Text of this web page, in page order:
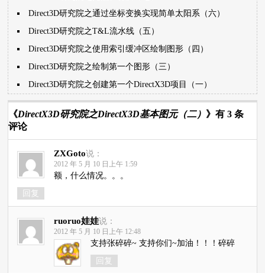
Direct3D研究院之通过坐标变换实现简单太阳系（六）
Direct3D研究院之T&L流水线（五）
Direct3D研究院之使用索引缓冲区绘制图形（四）
Direct3D研究院之绘制第一个图形（三）
Direct3D研究院之创建第一个DirectX3D项目（一）
《DirectX3D研究院之DirectX3D基本图元（二） 》有 3 条
评论
ZXGoto说：
2012 年 5 月 10 日上午 1:59
额，什么情况。。。
回复
ruoruo娃娃说：
2012 年 5 月 10 日上午 12:48
支持张碎碎~ 支持你们~加油！！！碎碎
回复